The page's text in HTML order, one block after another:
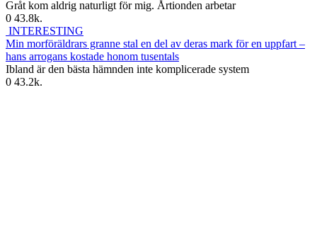
Gråt kom aldrig naturligt för mig. Årtionden arbetar
0 43.8k.
INTERESTING
Min morföräldrars granne stal en del av deras mark för en uppfart –
hans arrogans kostade honom tusentals
Ibland är den bästa hämnden inte komplicerade system
0 43.2k.